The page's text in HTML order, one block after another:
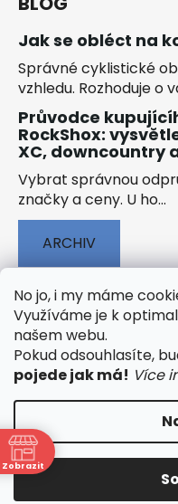
No jo, i my máme
Využíváme je k
našem webu.
Pokud odsouhlasíte,
pojede jak má! Více
Jak se obléct na
Správné cyklistické
vzhledu. Rozhoduje o
Průvodce
RockShox:
XC, downcountry
Vybrat správnou
značky a ceny. U ho...
ARCHIV
🟢 TECHNOLOGIE
🟢
Vytvořil
Zobrazit